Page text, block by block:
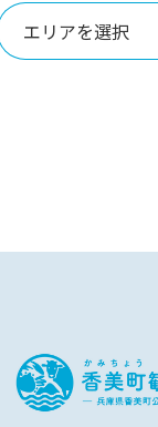
エリアを選択